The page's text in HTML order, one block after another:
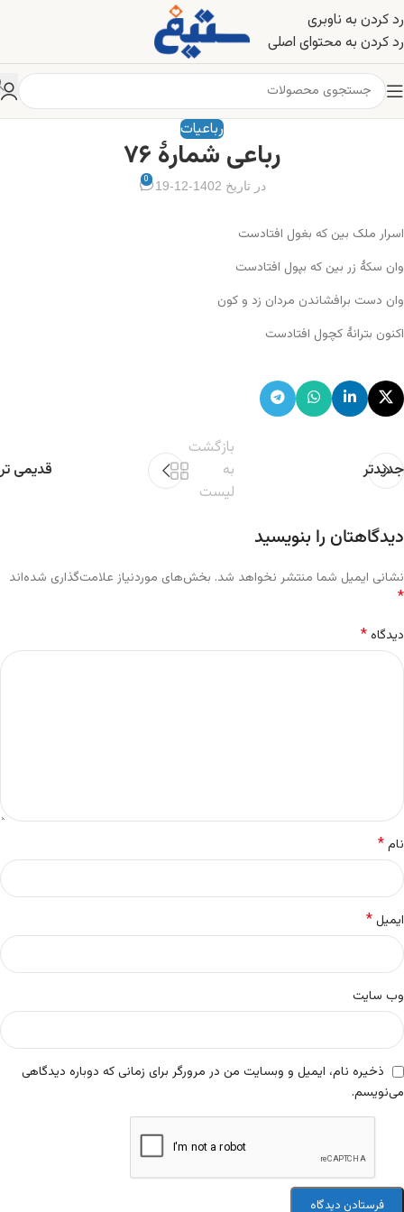
رد کردن به ناوبری
رد کردن به محتوای اصلی
رباعیات
رباعی شمارهٔ ۷۶
در تاریخ 1402-12-19 0
اسرار ملک بین که بغول افتادست
وان سکهٔ زر بین که بپول افتادست
وان دست برافشاندن مردان زد و کون
اکنون بترانهٔ کچول افتادست
جدیدتر
بازگشت
به
لیست
قدیمی تر
دیدگاهتان را بنویسید
نشانی ایمیل شما منتشر نخواهد شد. بخش‌های موردنیاز علامت‌گذاری شده‌اند
*
دیدگاه*
نام*
ایمیل*
وب‌ سایت
ذخیره نام، ایمیل و وبسایت من در مرورگر برای زمانی که دوباره دیدگاهی
می‌نویسم.